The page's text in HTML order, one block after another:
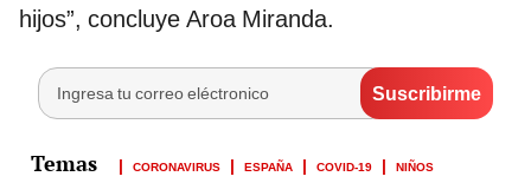
hijos”, concluye Aroa Miranda.
CORONAVIRUS ESPAÑA COVID-19 NIÑOS